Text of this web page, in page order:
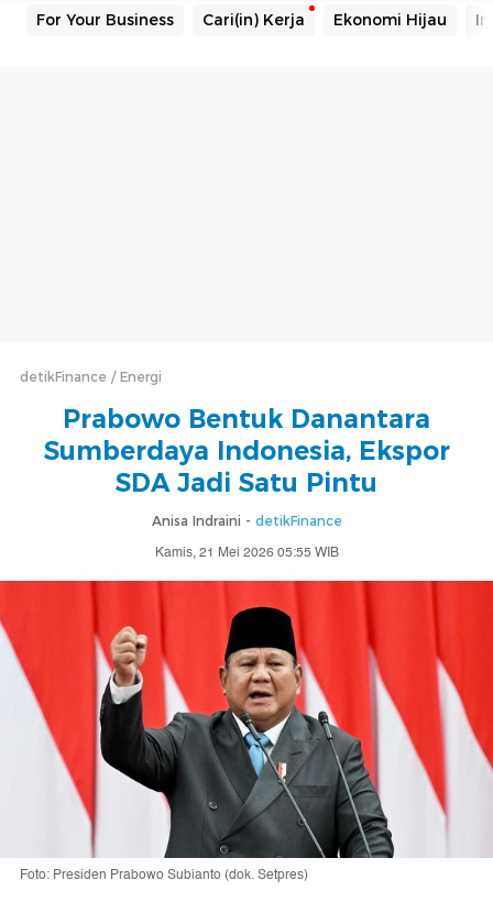
For Your Business Cari(in) Kerja Ekonomi Hijau
detikFinance Energi
Prabowo Bentuk Danantara
Sumberdaya Indonesia, Ekspor
SDA Jadi Satu Pintu
Anisa Indraini - detikFinance
Kamis, 21 Mei 2026 05:55 WIB
Foto: Presiden Prabowo Subianto (dok. Setpres)